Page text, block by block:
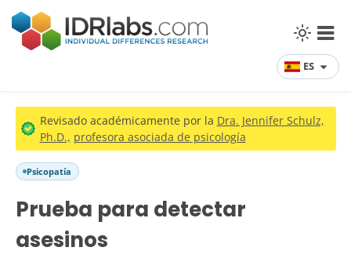
ES
Revisado académicamente por la Dra. Jennifer Schulz,
Ph.D., profesora asociada de psicología
Psicopatía
Prueba para detectar
asesinos